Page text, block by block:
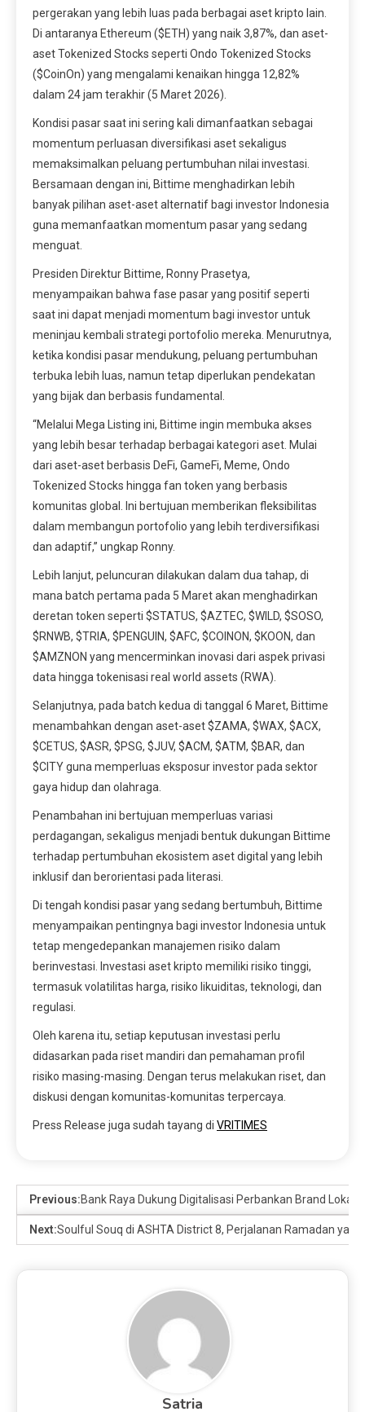
pergerakan yang lebih luas pada berbagai aset kripto lain.
Di antaranya Ethereum ($ETH) yang naik 3,87%, dan aset-
aset Tokenized Stocks seperti Ondo Tokenized Stocks
($CoinOn) yang mengalami kenaikan hingga 12,82%
dalam 24 jam terakhir (5 Maret 2026).
Kondisi pasar saat ini sering kali dimanfaatkan sebagai
momentum perluasan diversifikasi aset sekaligus
memaksimalkan peluang pertumbuhan nilai investasi.
Bersamaan dengan ini, Bittime menghadirkan lebih
banyak pilihan aset-aset alternatif bagi investor Indonesia
guna memanfaatkan momentum pasar yang sedang
menguat.
Presiden Direktur Bittime, Ronny Prasetya,
menyampaikan bahwa fase pasar yang positif seperti
saat ini dapat menjadi momentum bagi investor untuk
meninjau kembali strategi portofolio mereka. Menurutnya,
ketika kondisi pasar mendukung, peluang pertumbuhan
terbuka lebih luas, namun tetap diperlukan pendekatan
yang bijak dan berbasis fundamental.
“Melalui Mega Listing ini, Bittime ingin membuka akses
yang lebih besar terhadap berbagai kategori aset. Mulai
dari aset-aset berbasis DeFi, GameFi, Meme, Ondo
Tokenized Stocks hingga fan token yang berbasis
komunitas global. Ini bertujuan memberikan fleksibilitas
dalam membangun portofolio yang lebih terdiversifikasi
dan adaptif,” ungkap Ronny.
Lebih lanjut, peluncuran dilakukan dalam dua tahap, di
mana batch pertama pada 5 Maret akan menghadirkan
deretan token seperti $STATUS, $AZTEC, $WILD, $SOSO,
$RNWB, $TRIA, $PENGUIN, $AFC, $COINON, $KOON, dan
$AMZNON yang mencerminkan inovasi dari aspek privasi
data hingga tokenisasi real world assets (RWA).
Selanjutnya, pada batch kedua di tanggal 6 Maret, Bittime
menambahkan dengan aset-aset $ZAMA, $WAX, $ACX,
$CETUS, $ASR, $PSG, $JUV, $ACM, $ATM, $BAR, dan
$CITY guna memperluas eksposur investor pada sektor
gaya hidup dan olahraga.
Penambahan ini bertujuan memperluas variasi
perdagangan, sekaligus menjadi bentuk dukungan Bittime
terhadap pertumbuhan ekosistem aset digital yang lebih
inklusif dan berorientasi pada literasi.
Di tengah kondisi pasar yang sedang bertumbuh, Bittime
menyampaikan pentingnya bagi investor Indonesia untuk
tetap mengedepankan manajemen risiko dalam
berinvestasi. Investasi aset kripto memiliki risiko tinggi,
termasuk volatilitas harga, risiko likuiditas, teknologi, dan
regulasi.
Oleh karena itu, setiap keputusan investasi perlu
didasarkan pada riset mandiri dan pemahaman profil
risiko masing-masing. Dengan terus melakukan riset, dan
diskusi dengan komunitas-komunitas terpercaya.
Press Release juga sudah tayang di VRITIMES
Previous:Bank Raya Dukung Digitalisasi Perbankan Brand Lokal
Next:Soulful Souq di ASHTA District 8, Perjalanan Ramadan
Satria